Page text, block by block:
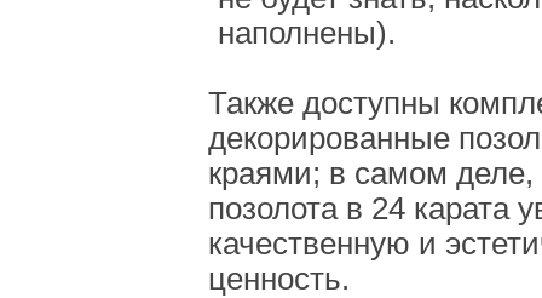
наполнены).
Также доступны
декорированные
краями; в самом деле,
позолота в 24 карата
качественную и
ценность.